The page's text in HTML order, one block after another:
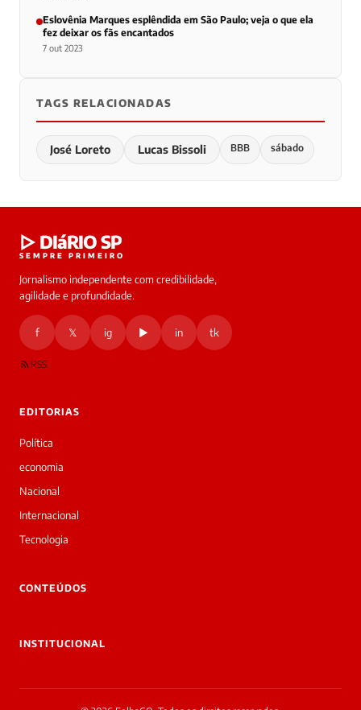
Eslovênia Marques esplêndida em São Paulo; veja o que ela
fez deixar os fãs encantados
7 out 2023
TAGS RELACIONADAS
José Loreto Lucas Bissoli BBB sábado
▷ DIáRIO SP
SEMPRE PRIMEIRO
Jornalismo independente com credibilidade,
agilidade e profundidade.
f 𝕏 ig ▶ in tk
RSS
EDITORIAS
Política
economia
Nacional
Internacional
Tecnologia
CONTEÚDOS
INSTITUCIONAL